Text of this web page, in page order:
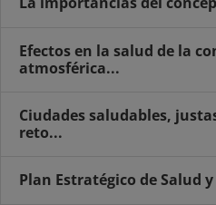
Efectos en la salud de la
atmosférica...
Ciudades saludables,
reto...
Plan Estratégico de Salud